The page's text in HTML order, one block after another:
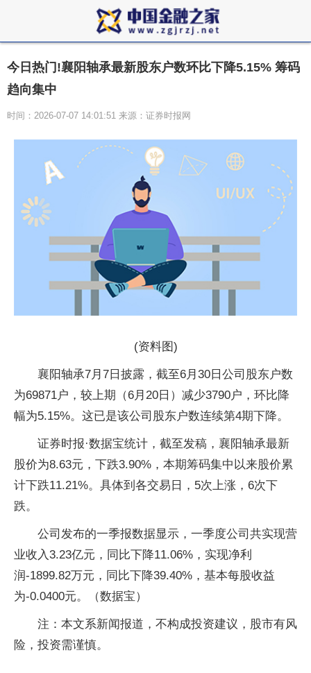
今日热门!襄阳轴承最新股东户数环比下降5.15% 筹码
趋向集中
时间：2026-07-07 14:01:51 来源：证券时报网
(资料图)
襄阳轴承7月7日披露，截至6月30日公司股东户数
为69871户，较上期（6月20日）减少3790户，环比降
幅为5.15%。这已是该公司股东户数连续第4期下降。
证券时报·数据宝统计，截至发稿，襄阳轴承最新
股价为8.63元，下跌3.90%，本期筹码集中以来股价累
计下跌11.21%。具体到各交易日，5次上涨，6次下
跌。
公司发布的一季报数据显示，一季度公司共实现营
业收入3.23亿元，同比下降11.06%，实现净利
润-1899.82万元，同比下降39.40%，基本每股收益
为-0.0400元。（数据宝）
注：本文系新闻报道，不构成投资建议，股市有风
险，投资需谨慎。